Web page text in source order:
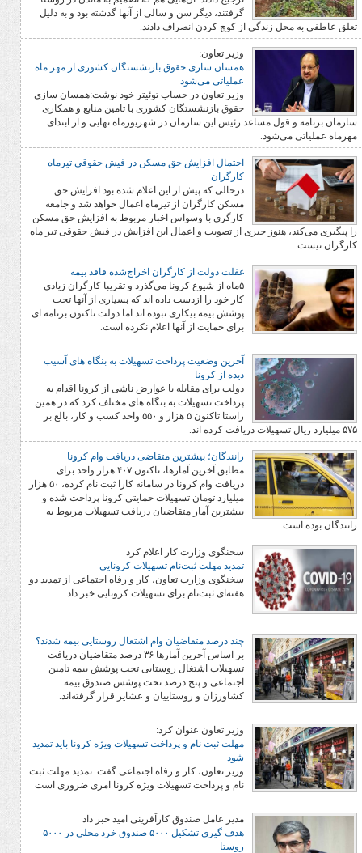
گرفتند، دیگر سن و سالی از آنها گذشته بود و به‌ دلیل
زندگی از کوچ کردن انصراف دادند.
وزیر تعاون: ‏‎
همسان سازی حقوق‎ بازنشستگان کشوری از مهر ماه
عملیاتی می‌شود
وزیر تعاون در حساب توئیتر خود نوشت:همسان سازی
حقوق‎ بازنشستگان کشوری با تامین منابع و همکاری
مساعد رئیس این سازمان در شهریورماه نهایی و از ابتدای
احتمال افزایش حق مسکن در فیش حقوقی تیرماه
کارگران
درحالی که پیش از این اعلام شده بود افزایش حق
مسکن کارگران از تیرماه اعمال خواهد شد و جامعه
کارگری با وسواس اخبار مربوط به افزایش حق مسکن
خبری از تصویب و اعمال این افزایش در فیش حقوقی تیر ماه
غفلت دولت از کارگران اخراج‌شده فاقد بیمه
۵ماه از شیوع کرونا می‌گذرد و تقریبا کارگران زیادی
کار خود را ازدست داده اند که بسیاری از آنها تحت
پوشش بیمه بیکاری نبوده اند اما دولت تاکنون برنامه ای
برای حمایت از آنها اعلام نکرده است.
آخرین وضعیت پرداخت تسهیلات به بنگاه های آسیب
دیده از کرونا
دولت برای مقابله با عوارض ناشی از کرونا اقدام به
پرداخت تسهیلات به بنگاه های مختلف کرد که در همین
راستا تاکنون ۵ هزار و ۵۵۰ واحد کسب و کار، بالغ بر
رانندگان؛ بیشترین متقاضی دریافت وام کرونا
مطابق آخرین آمارها، تاکنون ۴۰۷ هزار واحد برای
دریافت وام کرونا در سامانه کارا ثبت نام کرده، ۵۰ هزار
میلیارد تومان تسهیلات حمایتی کرونا پرداخت شده و
بیشترین آمار متقاضیان دریافت تسهیلات مربوط به
سخنگوی وزارت کار اعلام کرد
تمدید مهلت ثبت‌نام تسهیلات کرونایی
سخنگوی وزارت تعاون، کار و رفاه اجتماعی از تمدید دو
هفته‌ای ثبت‌نام برای تسهیلات کرونایی خبر داد.
چند درصد متقاضیان وام اشتغال روستایی بیمه شدند؟
بر اساس آخرین آمارها ۳۶ درصد متقاضیان دریافت
تسهیلات اشتغال روستایی تحت پوشش بیمه تامین
اجتماعی و پنج درصد تحت پوشش صندوق بیمه
کشاورزان و روستاییان و عشایر قرار گرفته‌اند.
وزیر تعاون عنوان کرد:
مهلت ثبت نام و پرداخت تسهیلات ویژه کرونا باید تمدید
شود
وزیر تعاون، کار و رفاه اجتماعی گفت: تمدید مهلت ثبت
نام و پرداخت تسهیلات ویژه کرونا امری ضروری است
مدیر عامل صندوق کارآفرینی امید خبر داد
هدف گیری تشکیل ۵۰۰۰ صندوق خرد محلی در ۵۰۰۰
روستا